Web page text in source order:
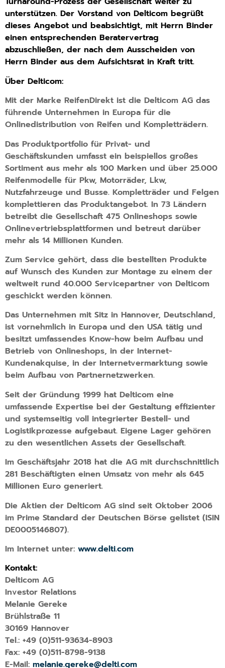
unterstützen. Der Vorstand von Delticom begrüßt
dieses Angebot und beabsichtigt, mit Herrn Binder
einen entsprechenden Beratervertrag
abzuschließen, der nach dem Ausscheiden von
Herrn Binder aus dem Aufsichtsrat in Kraft tritt.
Über Delticom:
Mit der Marke ReifenDirekt ist die Delticom AG das
führende Unternehmen in Europa für die
Onlinedistribution von Reifen und Kompletträdern.
Das Produktportfolio für Privat- und
Geschäftskunden umfasst ein beispiellos großes
Sortiment aus mehr als 100 Marken und über 25.000
Reifenmodelle für Pkw, Motorräder, Lkw,
Nutzfahrzeuge und Busse. Kompletträder und Felgen
komplettieren das Produktangebot. In 73 Ländern
betreibt die Gesellschaft 475 Onlineshops sowie
Onlinevertriebsplattformen und betreut darüber
mehr als 14 Millionen Kunden.
Zum Service gehört, dass die bestellten Produkte
auf Wunsch des Kunden zur Montage zu einem der
weltweit rund 40.000 Servicepartner von Delticom
geschickt werden können.
Das Unternehmen mit Sitz in Hannover, Deutschland,
ist vornehmlich in Europa und den USA tätig und
besitzt umfassendes Know-how beim Aufbau und
Betrieb von Onlineshops, in der Internet-
Kundenakquise, in der Internetvermarktung sowie
beim Aufbau von Partnernetzwerken.
Seit der Gründung 1999 hat Delticom eine
umfassende Expertise bei der Gestaltung effizienter
und systemseitig voll integrierter Bestell- und
Logistikprozesse aufgebaut. Eigene Lager gehören
zu den wesentlichen Assets der Gesellschaft.
Im Geschäftsjahr 2018 hat die AG mit durchschnittlich
281 Beschäftigten einen Umsatz von mehr als 645
Millionen Euro generiert.
Die Aktien der Delticom AG sind seit Oktober 2006
im Prime Standard der Deutschen Börse gelistet (ISIN
DE0005146807).
Im Internet unter: www.delti.com
Kontakt:
Delticom AG
Investor Relations
Melanie Gereke
Brühlstraße 11
30169 Hannover
Tel.: +49 (0)511-93634-8903
Fax: +49 (0)511-8798-9138
E-Mail: melanie.gereke@delti.com